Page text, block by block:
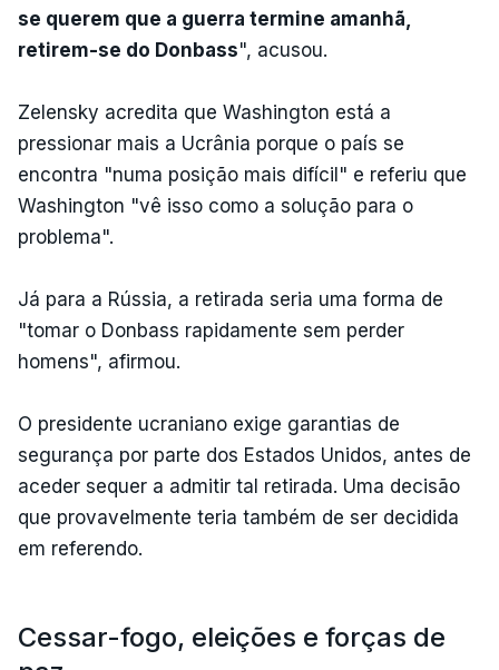
se querem que a guerra termine amanhã,
retirem-se do Donbass", acusou.
Zelensky acredita que Washington está a
pressionar mais a Ucrânia porque o país se
encontra "numa posição mais difícil" e referiu que
Washington "vê isso como a solução para o
problema".
Já para a Rússia, a retirada seria uma forma de
"tomar o Donbass rapidamente sem perder
homens", afirmou.
O presidente ucraniano exige garantias de
segurança por parte dos Estados Unidos, antes de
aceder sequer a admitir tal retirada. Uma decisão
que provavelmente teria também de ser decidida
em referendo.
Cessar-fogo, eleições e forças de